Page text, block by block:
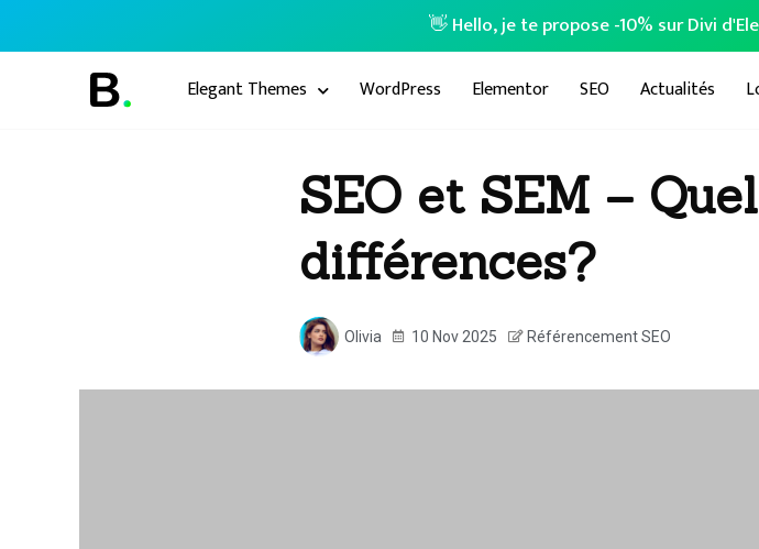
👋 Hello, je te propose -10% sur Divi
Elegant Themes WordPress Elementor SEO Actualités
SEO et SEM –
différences?
Olivia 10 Nov 2025 Référencement SEO